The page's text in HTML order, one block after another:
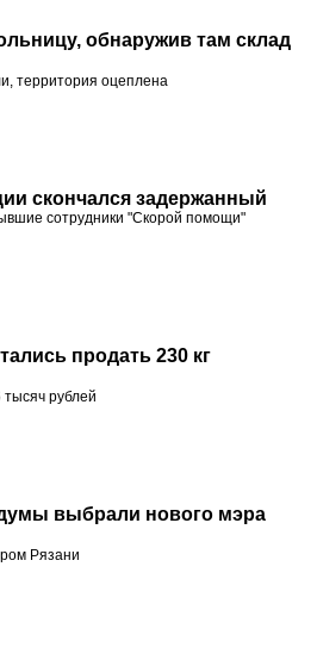
обнаружив там склад
территория оцеплена
скончался задержанный
сотрудники "Скорой помощи"
продать 230 кг
рублей
выбрали нового мэра
Рязани